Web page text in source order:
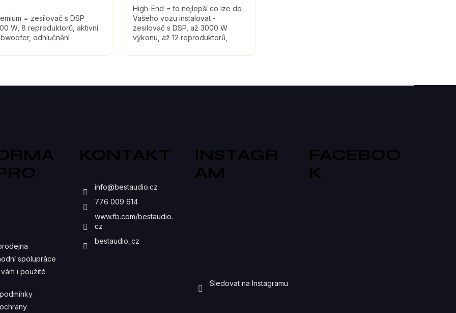
= zesilovač s DSP
W, 8 reproduktorů, aktivní
odhlučnění
High-End = to nejlepší co lze do
Vašeho vozu instalovat -
zesilovač s DSP, až 3000 W
výkonu, až 12 reproduktorů,
D
A
Y
spolupráce
i použité
KONTAKT
info@bestaudio.cz
776 009 614
www.fb.com/bestaudio.
cz
bestaudio_cz
INSTAGR
AM
Sledovat na Instagramu
FACEBOO
K